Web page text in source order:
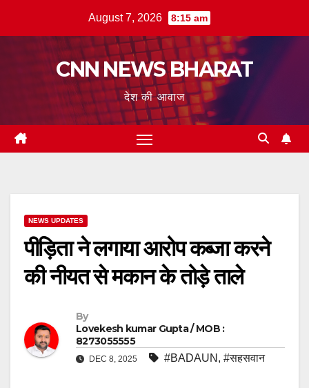
August 7, 2026 8:15 am
CNN NEWS BHARAT
देश की आवाज
NEWS UPDATES
पीड़िता ने लगाया आरोप कब्जा करने
की नीयत से मकान के तोड़े ताले
By
Lovekesh kumar Gupta / MOB :
8273055555
DEC 8, 2025 #BADAUN , #सहसवान